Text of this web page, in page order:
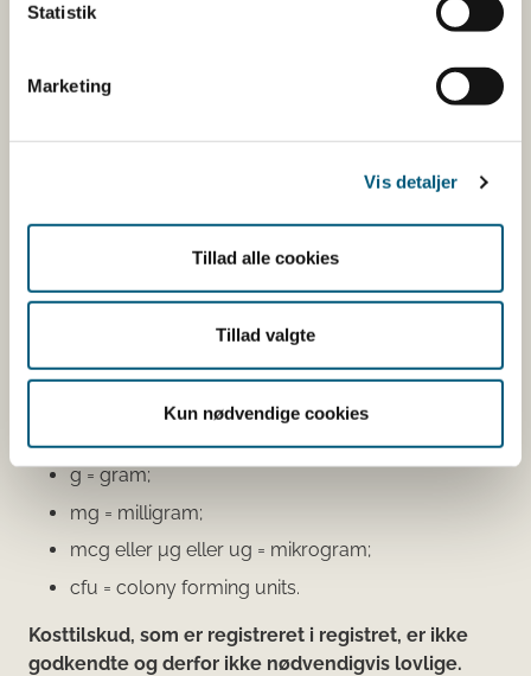
Statistik
Marketing
Vis detaljer
Tillad alle cookies
Tillad valgte
Kun nødvendige cookies
Øvrige ingredienser.
Du kan som forbruger læse mere om kosttilskud
her
Du kan også finde kontaktoplysninger på den
virksomhed, som har anmeldt produktet. Hvis du
virksomhedens smiley-status og de seneste
Den fødevareafdeling, der fører tilsyn med
virksomheden, er angivet.
Se fødevareafdelingernes adresser
Mængdeangivelser:
g = gram;
mg = milligram;
mcg eller μg eller ug = mikrogram;
cfu = colony forming units.
Kosttilskud, som er registreret i registret, er ikke
godkendte og derfor ikke nødvendigvis lovlige.